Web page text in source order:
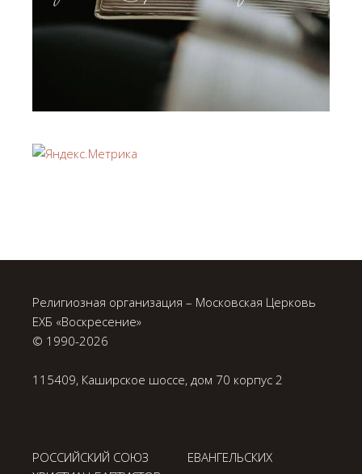
Религиозная организация – Московская Церковь
ЕХБ «Воскресение»
© 1990-2026
115409, Каширское шоссе, дом 70 корпус 2
РОССИЙСКИЙ СОЮЗ ЕВАНГЕЛЬСКИХ